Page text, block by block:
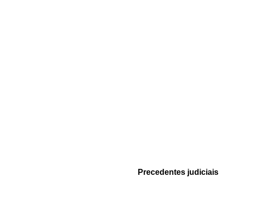
Precedentes judiciais